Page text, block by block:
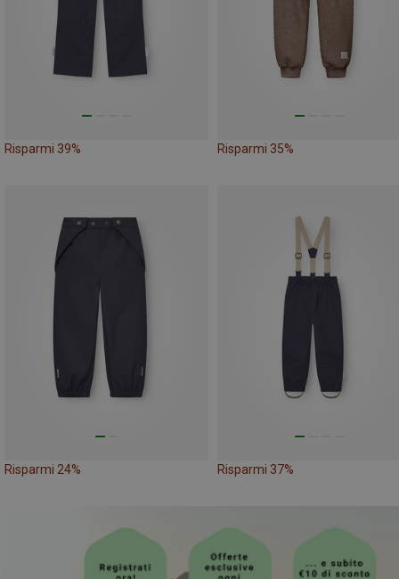
Risparmi 39% Risparmi 35%
Risparmi 24% Risparmi 37%